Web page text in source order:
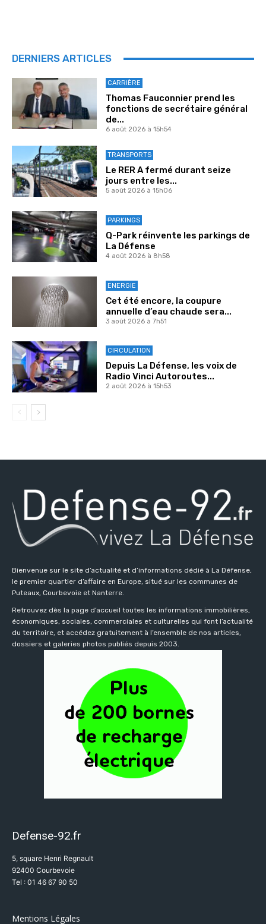
DERNIERS ARTICLES
CARRIÈRE
Thomas Fauconnier prend les
fonctions de secrétaire général
de...
6 août 2026 à 15h54
TRANSPORTS
Le RER A fermé durant seize
jours entre les...
5 août 2026 à 15h06
PARKINGS
Q-Park réinvente les parkings de
La Défense
4 août 2026 à 8h58
ENERGIE
Cet été encore, la coupure
annuelle d’eau chaude sera...
3 août 2026 à 7h51
CIRCULATION
Depuis La Défense, les voix de
Radio Vinci Autoroutes...
2 août 2026 à 15h53
Bienvenue sur le site d’actualité et d’informations dédié à La Défense,
le premier quartier d’affaire en Europe, situé sur les communes de
Puteaux, Courbevoie et Nanterre.
Retrouvez dès la page d’accueil toutes les informations immobilières,
économiques, sociales, commerciales et culturelles qui font l’actualité
du territoire, et accédez gratuitement à l’ensemble de nos articles,
dossiers et galeries photos publiés depuis 2003.
Defense-92.fr
5, square Henri Regnault
92400 Courbevoie
Tel : 01 46 67 90 50
Mentions Légales